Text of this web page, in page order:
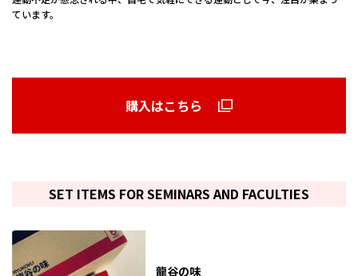
ています。
購入はこちら
SET ITEMS FOR SEMINARS AND FACULTIES
龍谷の味